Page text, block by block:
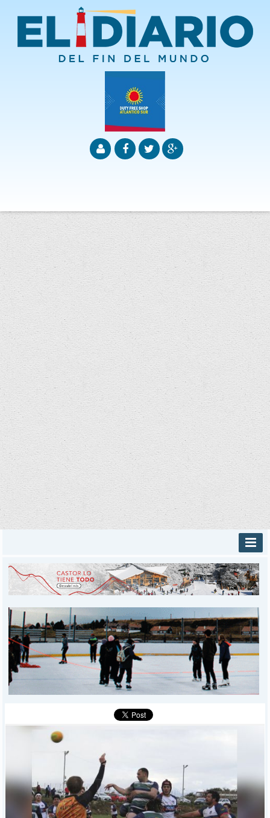
INICIO
PROVINCIALES
DEPORTES
POLICIALES
I-DIARIO
MÁS
BÚSQUEDA